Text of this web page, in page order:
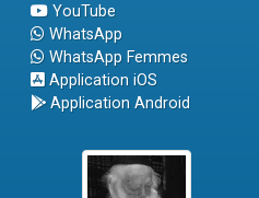
YouTube
WhatsApp
WhatsApp Femmes
Application iOS
Application Android